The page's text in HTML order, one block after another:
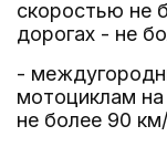
скоростью не
дорогах - не
-
мотоциклам
не более 90